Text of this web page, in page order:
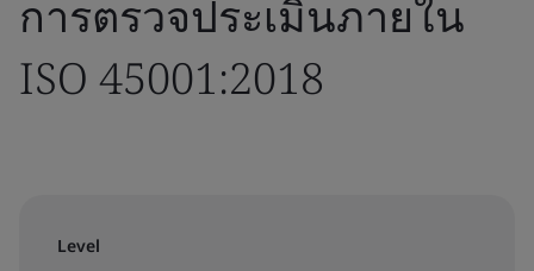
การตรวจประเมินภายใน
ISO 45001:2018
Level